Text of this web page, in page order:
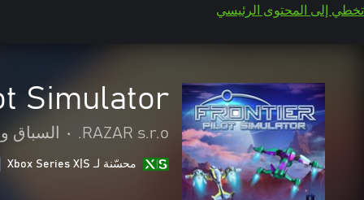
تخطي إلى المحتوى الرئيسي
Simulator
RAZAR s.r.o.
• السباق
محسّنة لـ Xbox Series X|S